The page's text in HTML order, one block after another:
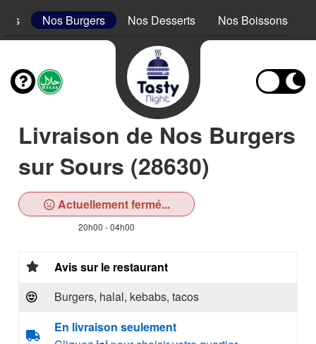
Nos Burgers Nos Desserts Nos Boissons
Livraison de Nos Burgers
sur Sours (28630)
Actuellement fermé...
20h00 - 04h00
Avis sur le restaurant
Burgers, halal, kebabs, tacos
En livraison seulement